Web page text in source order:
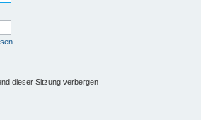
dieser Sitzung verbergen